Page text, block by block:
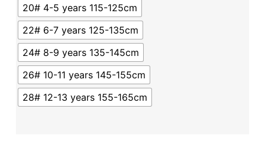
20# 4-5 years 115-125cm
22# 6-7 years 125-135cm
24# 8-9 years 135-145cm
26# 10-11 years 145-155cm
28# 12-13 years 155-165cm